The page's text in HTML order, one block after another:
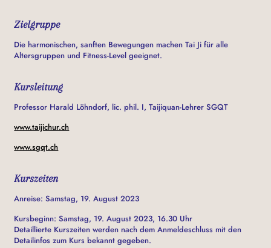
Zielgruppe
Die harmonischen, sanften Bewegungen machen Tai Ji für alle
Altersgruppen und Fitness-Level geeignet.
Kursleitung
Professor Harald Löhndorf, lic. phil. I, Taijiquan-Lehrer SGQT
www.taijichur.ch
www.sgqt.ch
Kurszeiten
Anreise: Samstag, 19. August 2023
Kursbeginn: Samstag, 19. August 2023, 16.30 Uhr
Detaillierte Kurszeiten werden nach dem Anmeldeschluss mit den
Detailinfos zum Kurs bekannt gegeben.